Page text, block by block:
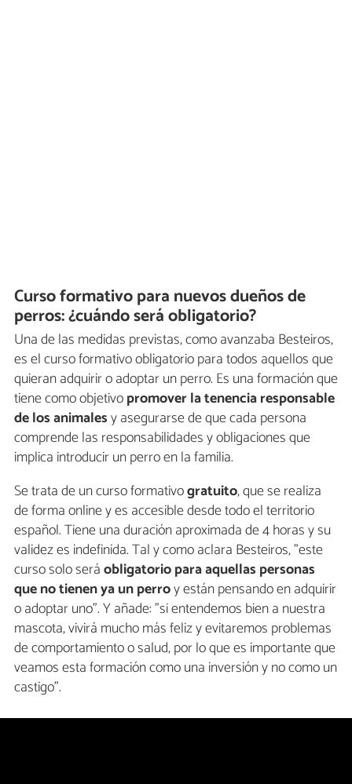
Curso formativo para nuevos dueños de
perros: ¿cuándo será obligatorio?
Una de las medidas previstas, como avanzaba Besteiros,
es el curso formativo obligatorio para todos aquellos que
quieran adquirir o adoptar un perro. Es una formación que
tiene como objetivopromover la tenencia responsable
de los animalesy asegurarse de que cada persona
comprende las responsabilidades y obligaciones que
implica introducir un perro en la familia.
Se trata de un curso formativogratuito, que se realiza
de forma online y es accesible desde todo el territorio
español. Tiene una duración aproximada de 4 horas y su
validez es indefinida. Tal y como aclara Besteiros, "este
curso solo seráobligatorio para aquellas personas
que no tienen ya un perroy están pensando en adquirir
o adoptar uno". Y añade: "si entendemos bien a nuestra
mascota, vivirá mucho más feliz y evitaremos problemas
de comportamiento o salud, por lo que es importante que
veamos esta formación como una inversión y no como un
castigo".